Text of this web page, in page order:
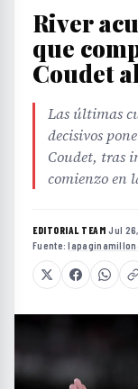
River
que
Coudet
Las últimas
decisivos
Coudet, tras
comienzo en
EDITORIAL TEAM·Jul
Fuente: